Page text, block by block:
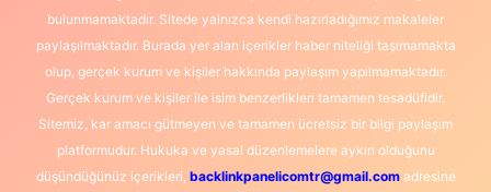
bulunmamaktadır. Sitede yalnızca kendi hazırladığımız makaleler
paylaşılmaktadır. Burada yer alan içerikler haber niteliği taşımamakta
olup, gerçek kurum ve kişiler hakkında paylaşım yapılmamaktadır.
Gerçek kurum ve kişiler ile isim benzerlikleri tamamen tesadüfidir.
Sitemiz, kar amacı gütmeyen ve tamamen ücretsiz bir bilgi paylaşım
platformudur. Hukuka ve yasal düzenlemelere aykırı olduğunu
düşündüğünüz içerikleri, backlinkpanelicomtr@gmail.comadresine